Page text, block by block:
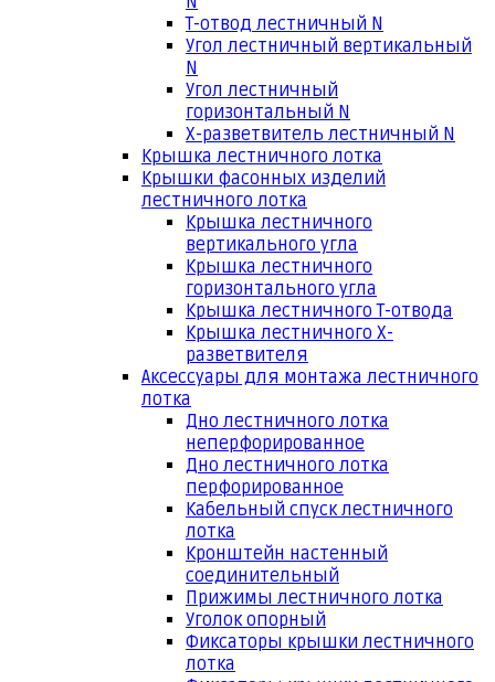
Т-отвод лестничный N
Угол лестничный вертикальный
N
Угол лестничный
горизонтальный N
Х-разветвитель лестничный N
Крышка лестничного лотка
Крышки фасонных изделий
лестничного лотка
Крышка лестничного
вертикального угла
Крышка лестничного
горизонтального угла
Крышка лестничного Т-отвода
Крышка лестничного Х-
разветвителя
Аксессуары для монтажа лестничного
лотка
Дно лестничного лотка
неперфорированное
Дно лестничного лотка
перфорированное
Кабельный спуск лестничного
лотка
Кронштейн настенный
соединительный
Прижимы лестничного лотка
Уголок опорный
Фиксаторы крышки лестничного
лотка